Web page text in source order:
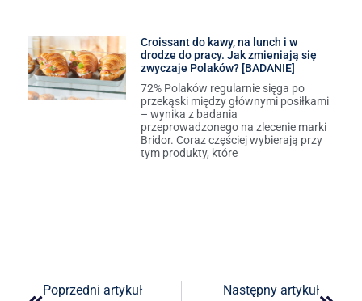
Croissant do kawy, na lunch i w
drodze do pracy. Jak zmieniają się
zwyczaje Polaków? [BADANIE]
72% Polaków regularnie sięga po
przekąski między głównymi posiłkami
– wynika z badania
przeprowadzonego na zlecenie marki
Bridor. Coraz częściej wybierają przy
tym produkty, które
Poprzedni artykuł Następny artykuł